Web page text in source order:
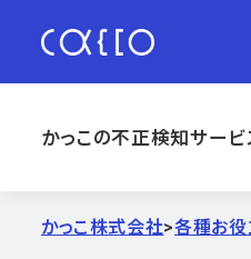
かっこの不正検知サービ
かっこ株式会社>各種お役